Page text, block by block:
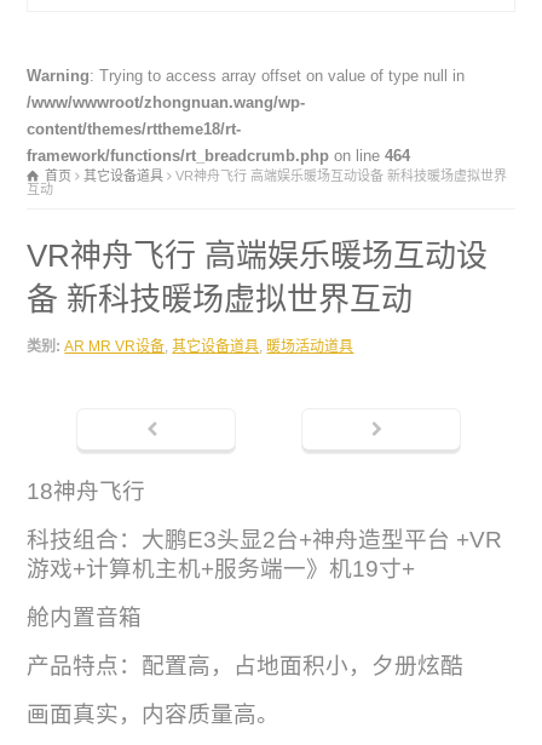
Warning: Trying to access array offset on value of type null in
/www/wwwroot/zhongnuan.wang/wp-
content/themes/rttheme18/rt-
framework/functions/rt_breadcrumb.php on line464
首页 其它设备道具
VR神舟飞行 高端娱乐暖场互动设备 新科技暖场虚拟世界
互动
VR神舟飞行 高端娱乐暖场互动设
备 新科技暖场虚拟世界互动
类别: AR MR VR设备,其它设备道具, 暖场活动道具
18神舟飞行
科技组合：大鹏E3头显2台+神舟造型平台 +VR
游戏+计算机主机+服务端一》机19寸+
舱内置音箱
产品特点：配置高，占地面积小，夕册炫酷
画面真实，内容质量高。